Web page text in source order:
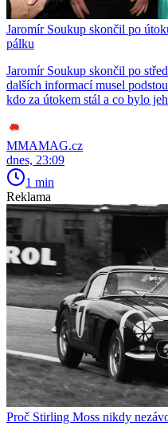
Jaromír Soukup skončil po
pálku
Jaromír Soukup skončil po
dalších informací musel
kdo za útokem stál a co bylo
MMAMAG.cz
dnes, 23:09
1 min
Reklama
Proč Stirling Moss nikdy